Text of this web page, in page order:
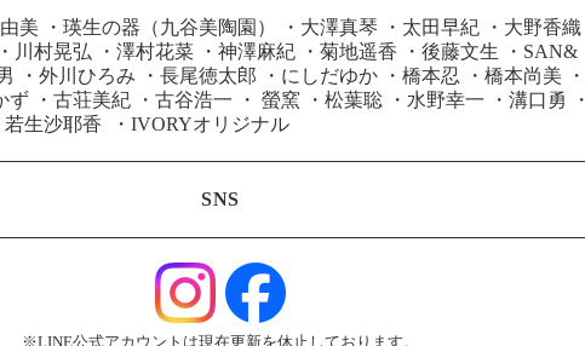
美 ・ 瑛生の器（九谷美陶園） ・ 大澤真琴 ・ 太田早紀 ・ 大野香織
・ 川村晃弘 ・ 澤村花菜 ・ 神澤麻紀 ・ 菊地遥香 ・ 後藤文生 ・ SAN&
・ 外川ひろみ ・ 長尾徳太郎 ・ にしだゆか ・ 橋本忍 ・ 橋本尚美 ・
ず ・ 古荘美紀 ・ 古谷浩一 ・ 螢窯 ・ 松葉聡 ・ 水野幸一 ・ 溝口勇 ・
若生沙耶香 ・ IVORYオリジナル
SNS
※LINE公式アカウントは現在更新を休止しております。